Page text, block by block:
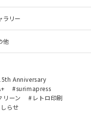
ラリー
他
Anniversary
surimapress
リーン
レトロ印刷
らせ